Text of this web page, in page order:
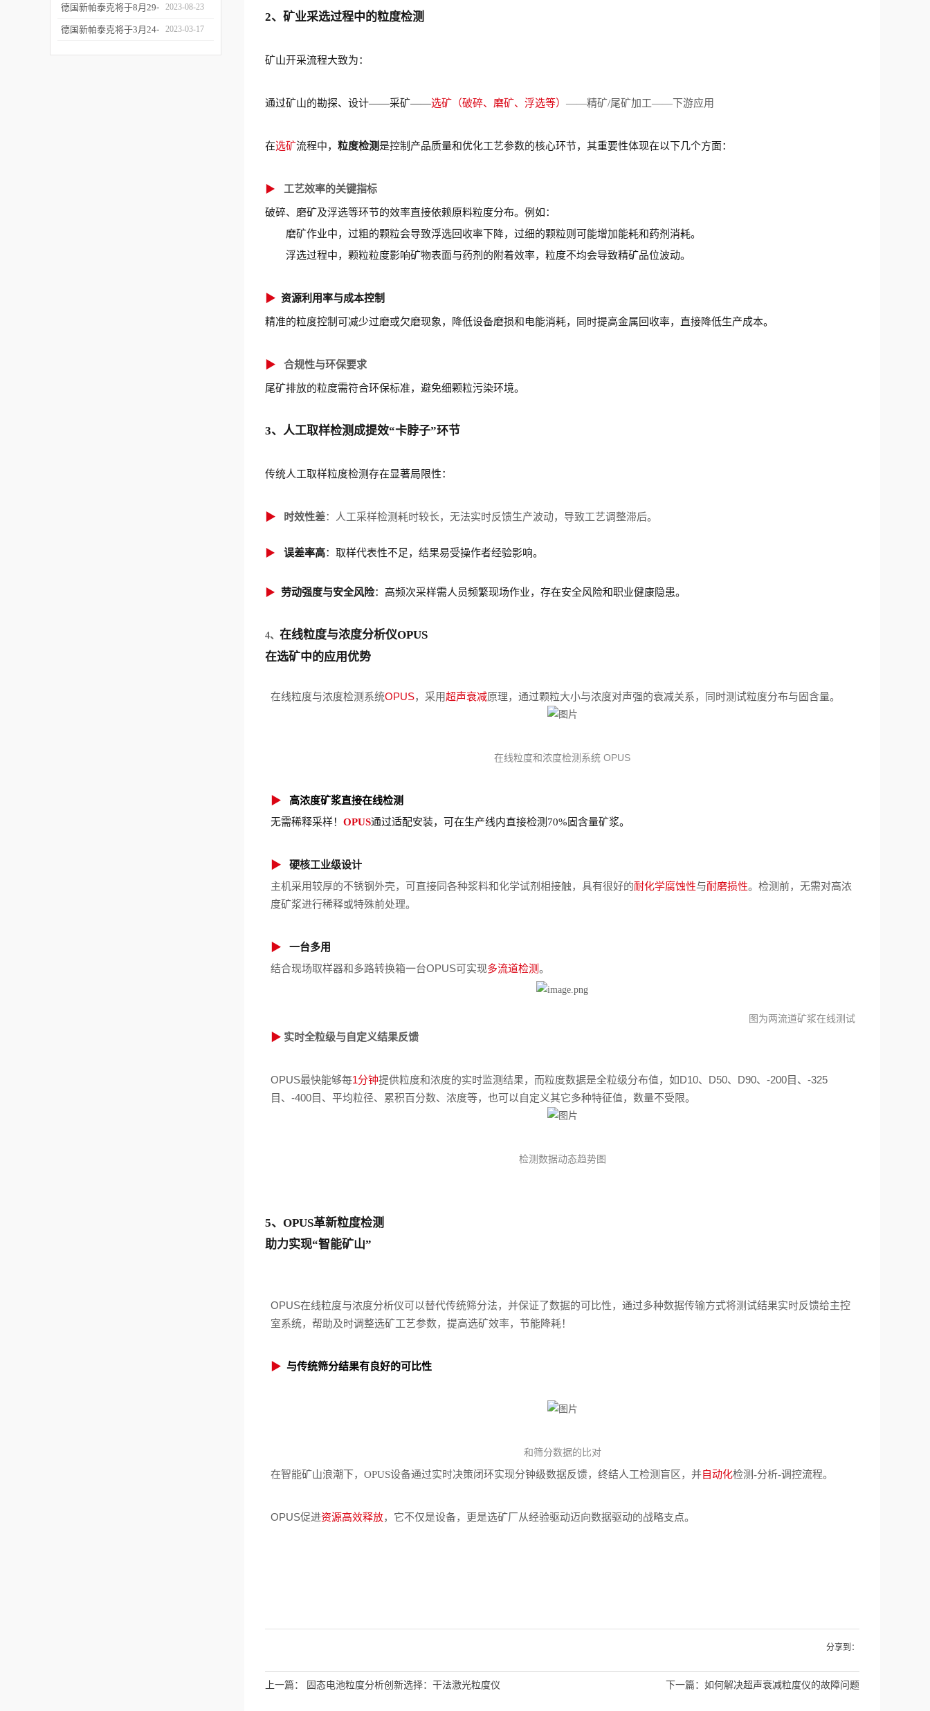
析
未来——新帕泰克中国20
周年
德国新帕泰克将于8月29-
31日参加Formnext 2023
2023-08-23
德国新帕泰克将于3月24- 2023-03-17
2、矿业采选过程中的粒度检测
矿山开采流程大致为：
通过矿山的勘探、设计——采矿——选矿（破碎、磨矿、浮选等） ——精矿/尾矿加工——下游应用
在选矿流程中， 粒度检测是控制产品质量和优化工艺参数的核心环节，其重要性体现在以下几个方面：
▶ 工艺效率的关键指标
破碎、磨矿及浮选等环节的效率直接依赖原料粒度分布。例如：
磨矿作业中，过粗的颗粒会导致浮选回收率下降，过细的颗粒则可能增加能耗和药剂消耗。
浮选过程中，颗粒粒度影响矿物表面与药剂的附着效率，粒度不均会导致精矿品位波动。
▶ 资源利用率与成本控制
精准的粒度控制可减少过磨或欠磨现象，降低设备磨损和电能消耗，同时提高金属回收率，直接降低生产成本。
▶ 合规性与环保要求
尾矿排放的粒度需符合环保标准，避免细颗粒污染环境。
3、人工取样检测成提效“卡脖子”环节
传统人工取样粒度检测存在显著局限性：
▶ 时效性差：人工采样检测耗时较长，无法实时反馈生产波动，导致工艺调整滞后。
▶ 误差率高：取样代表性不足，结果易受操作者经验影响。
▶ 劳动强度与安全风险：高频次采样需人员频繁现场作业，存在安全风险和职业健康隐患。
4、 在线粒度与浓度分析仪OPUS
在选矿中的应用优势
在线粒度与浓度检测系统OPUS， 采用超声衰减原理，通过颗粒大小与浓度对声强的衰减关系，同时测试粒度分布与固含量。
在线粒度和浓度检测系统 OPUS
▶ 高浓度矿浆直接在线检测
无需稀释采样！ OPUS通过适配安装，可在生产线内直接检测70%固含量矿浆。
▶ 硬核工业级设计
主机采用较厚的不锈钢外壳，可直接同各种浆料和化学试剂相接触，具有很好的耐化学腐蚀性与耐磨损性。检测前，无需对高浓
度矿浆进行稀释或特殊前处理。
▶ 一台多用
结合现场取样器和多路转换箱一台OPUS可实现多流道检测。
图为两流道矿浆在线测试
▶ 实时全粒级与自定义结果反馈
OPUS最快能够每1分钟提供粒度和浓度的实时监测结果，而粒度数据是全粒级分布值，如D10、D50、D90、-200目、-325
目、-400目、平均粒径、累积百分数、浓度等，也可以自定义其它多种特征值，数量不受限。
检测数据动态趋势图
5、OPUS革新粒度检测
助力实现“智能矿山”
OPUS在线粒度与浓度分析仪可以替代传统筛分法，并保证了数据的可比性， 通过多种数据传输方式将测试结果实时反馈给主控
室系统，帮助及时调整选矿工艺参数，提高选矿效率，节能降耗！
▶ 与传统筛分结果有良好的可比性
和筛分数据的比对
在智能矿山浪潮下，OPUS设备通过实时决策闭环实现分钟级数据反馈，终结人工检测盲区，并自动化检测-分析-调控流程。
OPUS促进资源高效释放，它不仅是设备，更是选矿厂从经验驱动迈向数据驱动的战略支点。
分享到：
上一篇： 固态电池粒度分析创新选择：干法激光粒度仪 下一篇： 如何解决超声衰减粒度仪的故障问题